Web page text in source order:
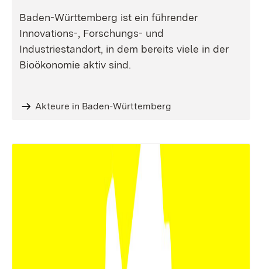
Baden-Württemberg ist ein führender
Innovations-, Forschungs- und
Industriestandort, in dem bereits viele in der
Bioökonomie aktiv sind.
Akteure in Baden-Württemberg